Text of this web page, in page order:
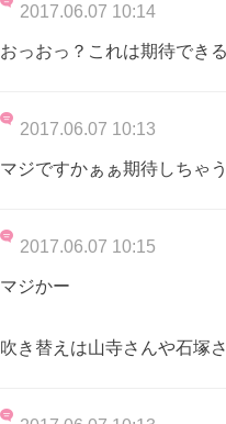
2017.06.07 10:14
おっおっ？これは期待でき
2017.06.07 10:13
マジですかぁぁ期待しちゃ
2017.06.07 10:15
マジかー
吹き替えは山寺さんや石塚